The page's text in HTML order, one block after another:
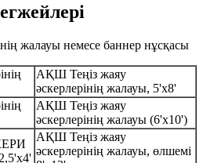
жалауы немесе баннер нұсқасы
АҚШ Теңіз жаяу
әскерлерінің жалауы, 5'x8'
АҚШ Теңіз жаяу
әскерлерінің жалауы (6'x10')
АҚШ Теңіз жаяу
әскерлерінің жалауы, өлшемі